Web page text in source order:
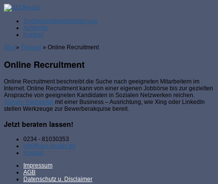
Suchmaschinenoptimierung
AdWords
Kontakt
Start» Glossar » Online Recruitment
Online Recruitment
Online Recruitment beschreibt die Suche nach geeigneten Mitarbeitern im
Internet. Online Recruitment kann von einer eigenen Jobbörse bis zur gezielten
Ansprache von geeigneten Kandidaten in Sozialen Netzwerken reichen.
Soziale Netzwerke mit einer Business – Ausrichtung, wie Xing oder LinkedIn
stellen Werkzeuge zur Bewerberakquise bereit.
Jetzt beraten lassen!
0234 - 81030353
info@seo-heads.de
Kontakt
Impressum
AGB
Datenschutz u. Disclaimer